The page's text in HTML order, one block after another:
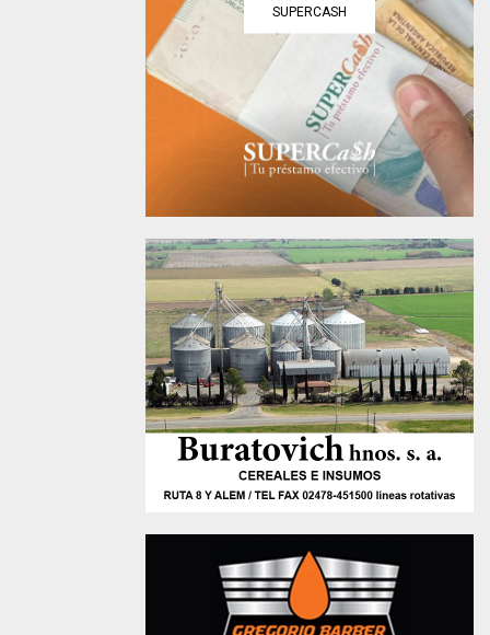
SUPERCASH